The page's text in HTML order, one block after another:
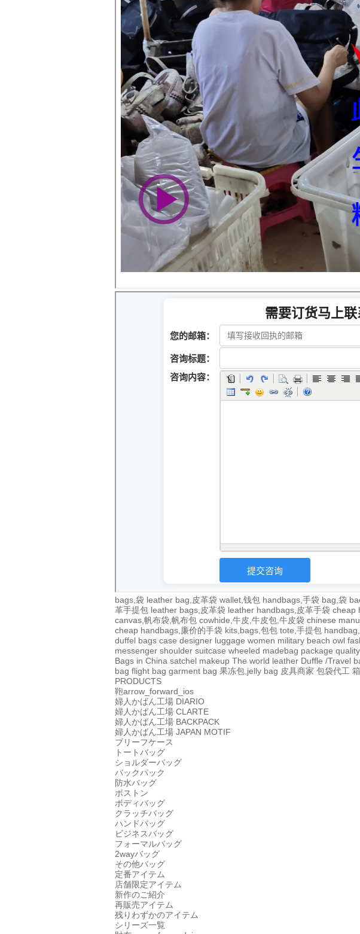
bags,袋 leather bag,皮革袋 wallet,钱包 handbags,手袋 bag,袋
革手提包 leather bags,皮革袋 leather handbags,皮革手袋 cheap
canvas,帆布袋,帆布包 cowhide,牛皮,牛皮包,牛皮袋 chinese
cheap handbags,廉价的手袋 kits,bags,包包 tote,手提包
duffel bags case designer luggage women military beach owl
messenger shoulder suitcase wheeled madebag package quality
Bags in China satchel makeup The world leather Duffle /Travel
bag flight bag garment bag 果冻包,jelly bag 皮具商家 包袋代工
PRODUCTS
鞄arrow_forward_ios
婦人かばん工場 DIARIO
婦人かばん工場 CLARTE
婦人かばん工場 BACKPACK
婦人かばん工場 JAPAN MOTIF
ブリーフケース
トートバッグ
ショルダーバッグ
バックパック
防水バッグ
ボストン
ボディバッグ
クラッチバッグ
ハンドバッグ
ビジネスバッグ
フォーマルバッグ
2wayバッグ
その他バッグ
定番アイテム
店舗限定アイテム
新作のご紹介
再販売アイテム
残りわずかのアイテム
シリーズ一覧